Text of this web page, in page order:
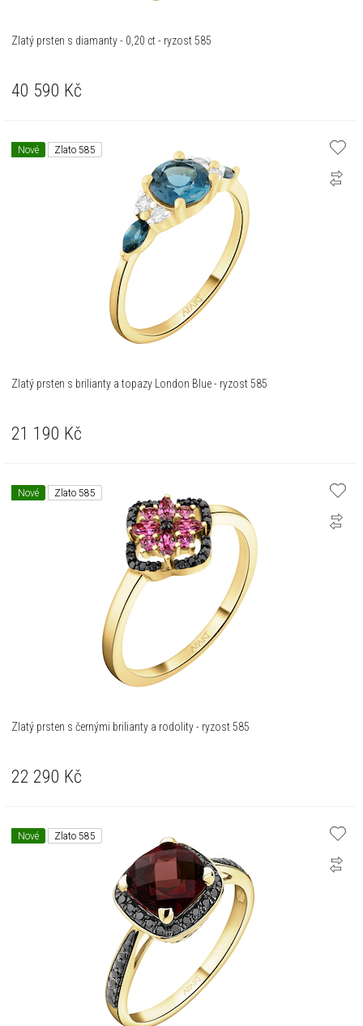
Zlatý prsten s diamanty - 0,20 ct - ryzost 585
40 590 Kč
Nové Zlato 585
Zlatý prsten s brilianty a topazy London Blue - ryzost 585
21 190 Kč
Nové Zlato 585
Zlatý prsten s černými brilianty a rodolity - ryzost 585
22 290 Kč
Nové Zlato 585